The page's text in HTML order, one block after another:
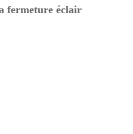
fermeture éclair